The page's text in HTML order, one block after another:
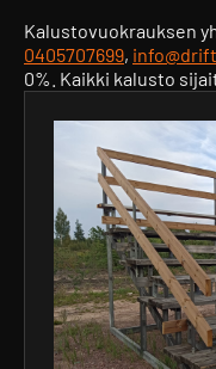
Kalustovuokrauksen
0405707699,
0%. Kaikki kalusto